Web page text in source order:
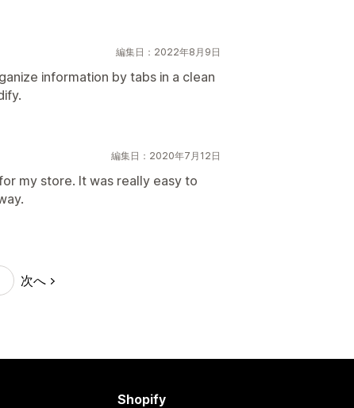
編集日：2022年8月9日
information by tabs in a clean
編集日：2020年7月12日
my store. It was really easy to
次へ
Shopify